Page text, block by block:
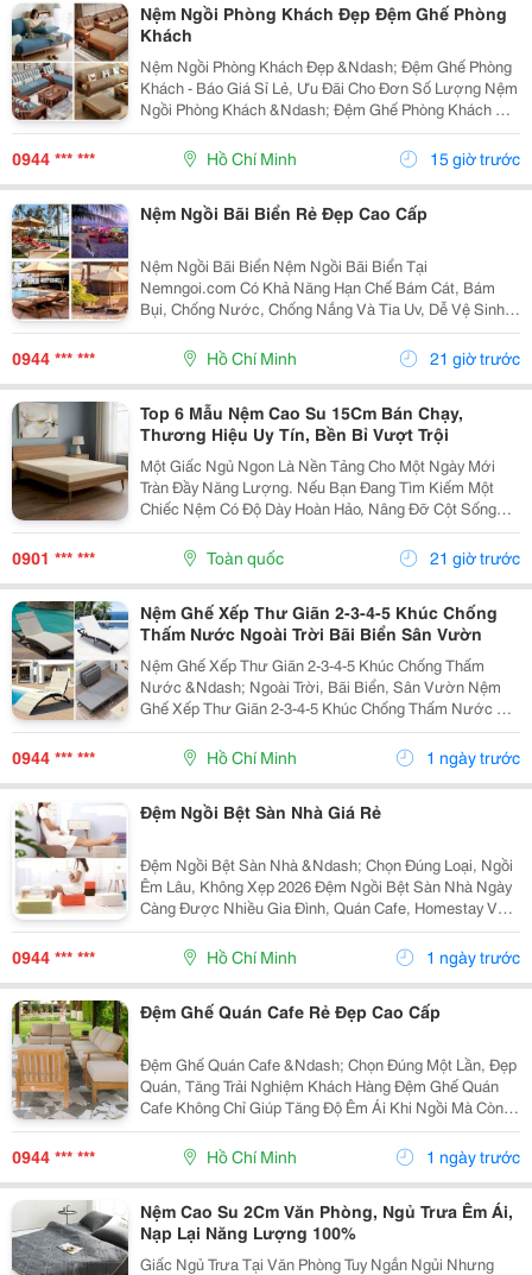
Nệm Ngồi Phòng Khách Đẹp Đệm Ghế Phòng
Khách
Nệm Ngồi Phòng Khách Đẹp &Ndash; Đệm Ghế Phòng
Khách - Báo Giá Sỉ Lẻ, Ưu Đãi Cho Đơn Số Lượng Nệm
Ngồi Phòng Khách &Ndash; Đệm Ghế Phòng Khách Có
Nhiều Kích Thước, Độ Dày, Chất Liệu Và Màu Sắc Để
Lựa Chọn. Báo Giá Sỉ Lẻ Nhanh, Ưu Đãi Và Chiết
Khấu...
0944 *** *** Hồ Chí Minh 15 giờ trước
Nệm Ngồi Bãi Biển Rẻ Đẹp Cao Cấp
Nệm Ngồi Bãi Biển Nệm Ngồi Bãi Biển Tại
Nemngoi.com Có Khả Năng Hạn Chế Bám Cát, Bám
Bụi, Chống Nước, Chống Nắng Và Tia Uv, Dễ Vệ Sinh
Và Nhanh Khô. Sản Phẩm Có Nhiều Kích Thước, Nhận
Số Lượng Sỉ Lẻ Với Ưu Đãi, Chiết Khấu Và Báo Giá
Nhanh . Liên Hệ...
0944 *** *** Hồ Chí Minh 21 giờ trước
Top 6 Mẫu Nệm Cao Su 15Cm Bán Chạy,
Thương Hiệu Uy Tín, Bền Bỉ Vượt Trội
Một Giấc Ngủ Ngon Là Nền Tảng Cho Một Ngày Mới
Tràn Đầy Năng Lượng. Nếu Bạn Đang Tìm Kiếm Một
Chiếc Nệm Có Độ Dày Hoàn Hảo, Nâng Đỡ Cột Sống
Tối Ưu Và Có Độ Bền Lên Đến Hàng Chục Năm, Nệm
Cao Su 15Cm Chính Là &Ldquo;Tỷ Lệ Vàng&Rdquo;
Không Quá Mỏng...
0901 *** *** Toàn quốc 21 giờ trước
Nệm Ghế Xếp Thư Giãn 2-3-4-5 Khúc Chống
Thấm Nước Ngoài Trời Bãi Biển Sân Vườn
Nệm Ghế Xếp Thư Giãn 2-3-4-5 Khúc Chống Thấm
Nước &Ndash; Ngoài Trời, Bãi Biển, Sân Vườn Nệm
Ghế Xếp Thư Giãn 2-3-4-5 Khúc Chống Thấm Nước Có
Nhiều Mẫu, Kích Thước, Màu Sắc Và Chất Liệu Phù
Hợp Nhu Cầu Lựa Chọn. Sản Phẩm Hoàn Thiện Tỉ Mỉ,
Bền Đẹp,...
0944 *** *** Hồ Chí Minh 1 ngày trước
Đệm Ngồi Bệt Sàn Nhà Giá Rẻ
Đệm Ngồi Bệt Sàn Nhà &Ndash; Chọn Đúng Loại, Ngồi
Êm Lâu, Không Xẹp 2026 Đệm Ngồi Bệt Sàn Nhà Ngày
Càng Được Nhiều Gia Đình, Quán Cafe, Homestay Và
Không Gian Thư Giãn Lựa Chọn Nhờ Sự Tiện Lợi, Gọn
Gàng Và Tạo Cảm Giác Ngồi Thoải Mái. Tuy Nhiên Để...
0944 *** *** Hồ Chí Minh 1 ngày trước
Đệm Ghế Quán Cafe Rẻ Đẹp Cao Cấp
Đệm Ghế Quán Cafe &Ndash; Chọn Đúng Một Lần, Đẹp
Quán, Tăng Trải Nghiệm Khách Hàng Đệm Ghế Quán
Cafe Không Chỉ Giúp Tăng Độ Êm Ái Khi Ngồi Mà Còn
Góp Phần Tạo Điểm Nhấn Thẩm Mỹ, Nâng Cao Trải
Nghiệm Khách Hàng Và Giúp Không Gian Quán Trở Nên
Chuyên...
0944 *** *** Hồ Chí Minh 1 ngày trước
Nệm Cao Su 2Cm Văn Phòng, Ngủ Trưa Êm Ái,
Nạp Lại Năng Lượng 100%
Giấc Ngủ Trưa Tại Văn Phòng Tuy Ngắn Ngủi Nhưng